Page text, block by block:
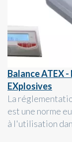
Balance ATEX
EXplosives
La
est une norme
à l'utilisation